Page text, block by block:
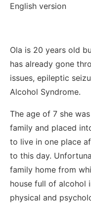
English version
Ola is 20 years old
has already gone
issues, epileptic
Alcohol Syndrome.
The age of 7 she
family and placed
to live in one place
to this day.
family home from
house full of alcohol
physical and